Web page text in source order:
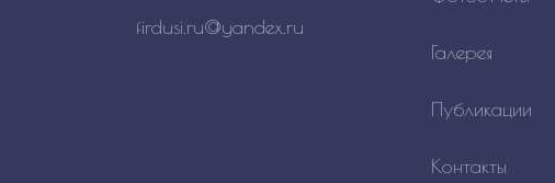
firdusi.ru@yandex.ru
Галерея
Публикации
Контакты